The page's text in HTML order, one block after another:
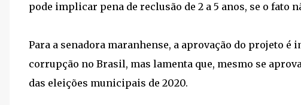
pode implicar pena de reclusão de 2 a 5 anos, se o fato
Para a senadora maranhense, a aprovação do projeto é
corrupção no Brasil, mas lamenta que, mesmo se
das eleições municipais de 2020.